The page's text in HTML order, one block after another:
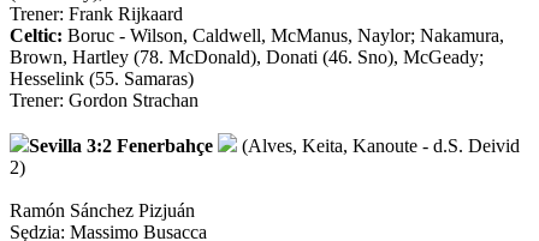
Trener: Frank Rijkaard
Celtic: Boruc - Wilson, Caldwell, McManus, Naylor; Nakamura,
Brown, Hartley (78. McDonald), Donati (46. Sno), McGeady;
Hesselink (55. Samaras)
Trener: Gordon Strachan
Sevilla 3:2 Fenerbahçe
(Alves, Keita, Kanoute - d.S. Deivid
2)
Ramón Sánchez Pizjuán
Sędzia: Massimo Busacca